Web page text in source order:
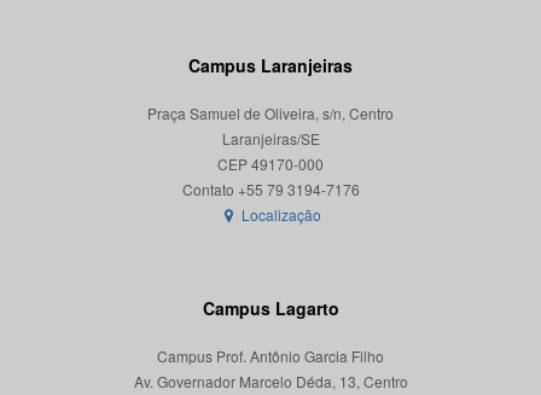
Campus Laranjeiras
Praça Samuel de Oliveira, s/n, Centro
Laranjeiras/SE
CEP 49170-000
Localização
Campus Lagarto
Campus Prof. Antônio Garcia Filho
Av. Governador Marcelo Déda, 13, Centro